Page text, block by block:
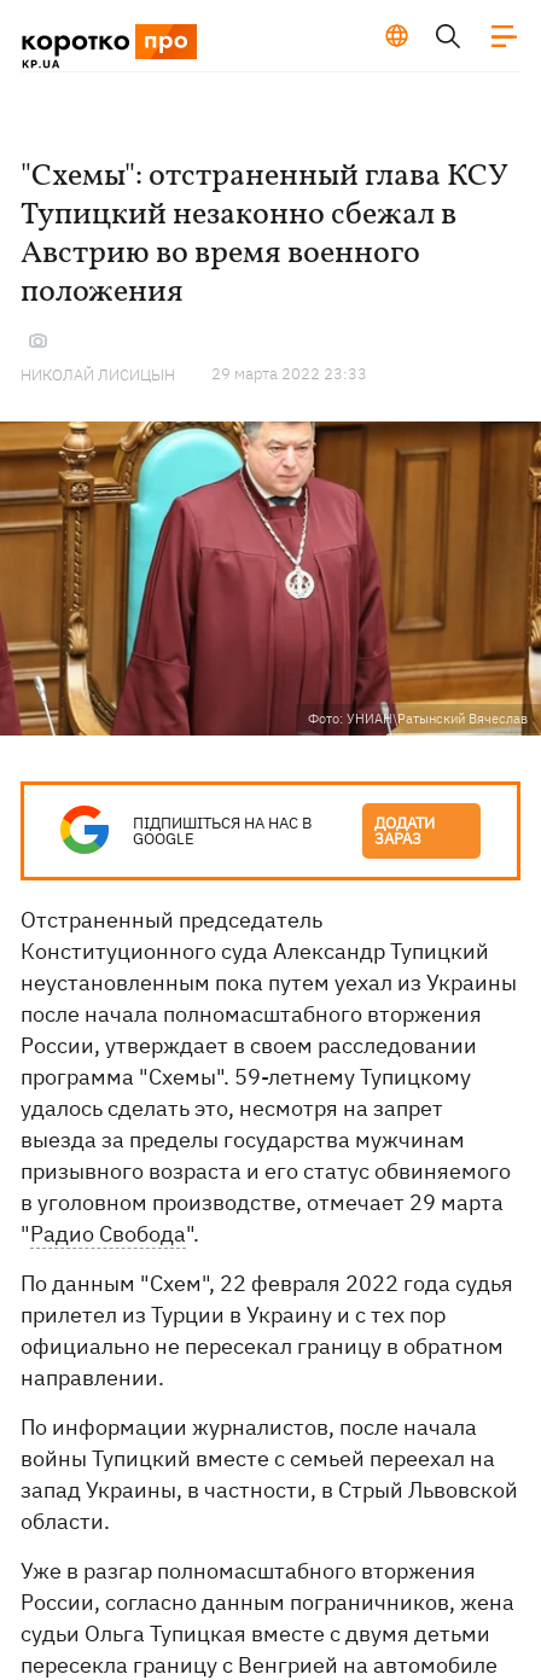
"Схемы": отстраненный глава КСУ
Тупицкий незаконно сбежал в
Австрию во время военного
положения
НИКОЛАЙ ЛИСИЦЫН 29 марта 2022 23:33
Фото: УНИАН\Ратынский Вячеслав
ПІДПИШІТЬСЯ НА НАС В
GOOGLE
ДОДАТИ
ЗАРАЗ
Отстраненный председатель
Конституционного суда Александр Тупицкий
неустановленным пока путем уехал из Украины
после начала полномасштабного вторжения
России, утверждает в своем расследовании
программа "Схемы". 59-летнему Тупицкому
удалось сделать это, несмотря на запрет
выезда за пределы государства мужчинам
призывного возраста и его статус обвиняемого
в уголовном производстве, отмечает 29 марта
"Радио Свобода".
По данным "Схем", 22 февраля 2022 года судья
прилетел из Турции в Украину и с тех пор
официально не пересекал границу в обратном
направлении.
По информации журналистов, после начала
войны Тупицкий вместе с семьей переехал на
запад Украины, в частности, в Стрый Львовской
области.
Уже в разгар полномасштабного вторжения
России, согласно данным пограничников, жена
судьи Ольга Тупицкая вместе с двумя детьми
пересекла границу с Венгрией на автомобиле